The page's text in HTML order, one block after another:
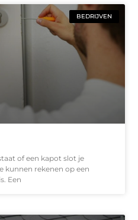
BEDRIJVEN
of een kapot slot je
kunnen rekenen op een
Een